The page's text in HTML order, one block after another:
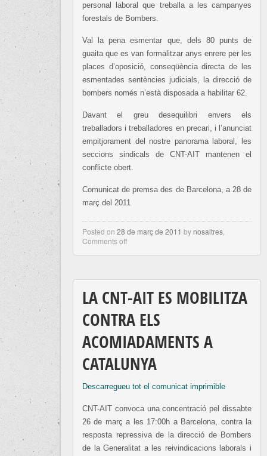
personal laboral que treballa a les campanyes
forestals de Bombers.
Val la pena esmentar que, dels 80 punts de
guaita que es van formalitzar anys enrere per les
places d’oposició, conseqüència directa de les
esmentades sentències judicials, la direcció de
bombers només n’està disposada a habilitar 62.
Davant el greu desequilibri envers els
treballadors i treballadores en precari, i l’anunciat
empitjorament del nostre panorama laboral, les
seccions sindicals de CNT-AIT mantenen el
conflicte obert.
Comunicat de premsa des de Barcelona, a 28 de
març del 2011
Posted on 28 de març de 2011 by nosaltres
Comments off
LA CNT-AIT ES MOBILITZA
CONTRA ELS
ACOMIADAMENTS A
CATALUNYA
Descarregueu tot el comunicat imprimible
CNT-AIT convoca una concentració pel dissabte
26 de març a les 17:00h a Barcelona, contra la
resposta repressiva de la direcció de Bombers
de la Generalitat a les reivindicacions laborals i